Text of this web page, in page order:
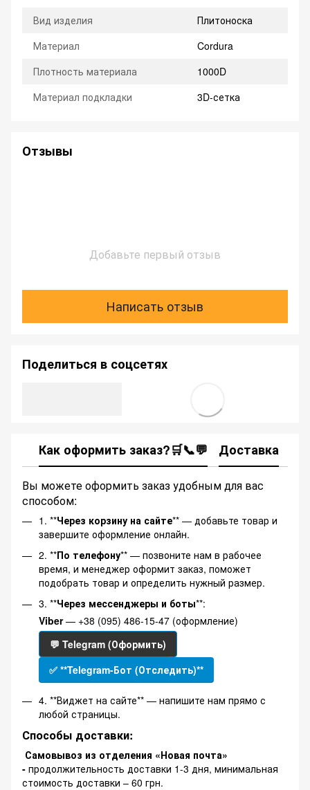
Вид изделия
Плитоноска
Материал
Cordura
Плотность материала
1000D
Материал подкладки
3D-сетка
Отзывы
Добавьте первый отзыв
Написать отзыв
Поделиться в соцсетях
Как оформить заказ?🛒📞💬 Доставка
Вы можете оформить заказ удобным для вас
способом:
1. **Через корзину на сайте** — добавьте товар и
завершите оформление онлайн.
2. **По телефону** — позвоните нам в рабочее
время, и менеджер оформит заказ, поможет
подобрать товар и определить нужный размер.
3. **Через мессенджеры и боты**:
Viber— +38 (095) 486-15-47 (оформление)
💬 Telegram (Оформить)
✅ **Telegram-Бот (Отследить)**
4. **Виджет на сайте** — напишите нам прямо с
любой страницы.
Способы доставки:
Самовывоз из отделения «Новая почта»
- продолжительность доставки 1-3 дня, минимальная
стоимость доставки – 60 грн.